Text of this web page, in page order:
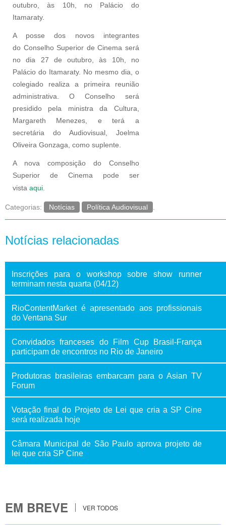
outubro, às 10h, no Palácio do
Itamaraty.
A posse dos novos integrantes
do Conselho Superior deCinema será
no dia 27 de outubro, às 10h, no
Palácio do Itamaraty. No mesmo dia, o
colegiado realiza a primeira reunião
administrativa. O Conselho será
presidido pela ministra da Cultura,
Margareth Menezes, e terá a
secretária do Audiovisual, Joelma
Oliveira Gonzaga, como suplente.
A nova composição do Conselho
Superior de Cinema pode ser
vista aqui
Categorias: Notícias Política Audiovisual
Notícias relacionadas
Inscrições para o workshop sobre show runner
terminam nesta quarta (04/12)
RioContentMarket é apresentado aos profissionais
do Ventana Sur
Convidados franceses do Film Cup Brasil-França
participam de encontros no Rio de Janeiro
Produtoras brasileiras embarcam para o Asian TV
Forum
Votação final do Projeto de Lei que cria a SP Cine
será realizada hoje
Câmara Municipal de São Paulo aprova projeto de
lei que cria SP Cine
EM BREVE VER TODOS